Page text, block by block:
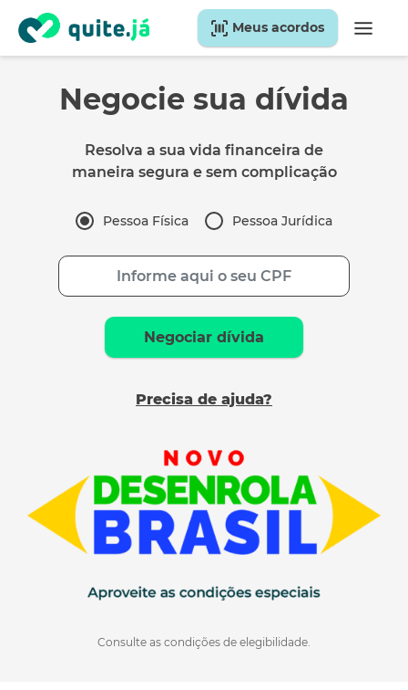
Meus acordos
Negocie sua dívida
Resolva a sua vida financeira de
maneira segura e sem complicação
Pessoa Física Pessoa Jurídica
Negociar dívida
Precisa de ajuda?
Consulte as condições de elegibilidade.